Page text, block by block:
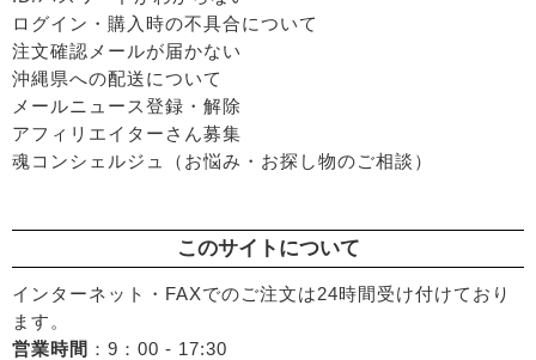
ログイン・購入時の不具合について
注文確認メールが届かない
沖縄県への配送について
メールニュース登録・解除
アフィリエイターさん募集
魂コンシェルジュ（お悩み・お探し物のご相談）
このサイトについて
インターネット・FAXでのご注文は24時間受け付けており
ます。
営業時間 ：9：00 - 17:30